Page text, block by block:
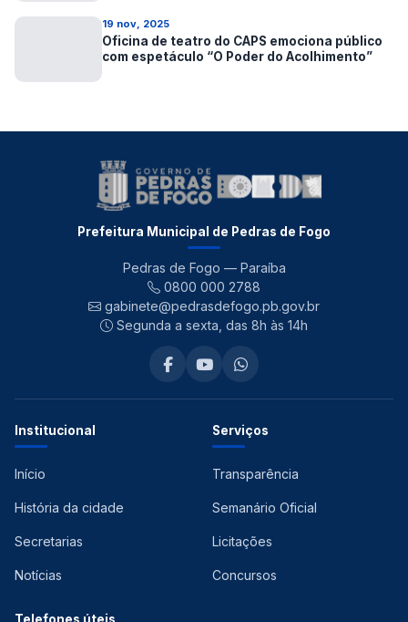
19 nov, 2025
Oficina de teatro do CAPS emociona público
com espetáculo “O Poder do Acolhimento”
Prefeitura Municipal de Pedras de Fogo
Pedras de Fogo — Paraíba
0800 000 2788
gabinete@pedrasdefogo.pb.gov.br
Segunda a sexta, das 8h às 14h
Institucional
Início
História da cidade
Secretarias
Notícias
Serviços
Transparência
Semanário Oficial
Licitações
Concursos